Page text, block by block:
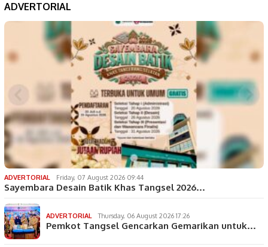
ADVERTORIAL
ADVERTORIAL Friday, 07 August 2026 09:44
Sayembara Desain Batik Khas Tangsel 2026…
ADVERTORIAL Thursday, 06 August 2026 17:26
Pemkot Tangsel Gencarkan Gemarikan untuk…